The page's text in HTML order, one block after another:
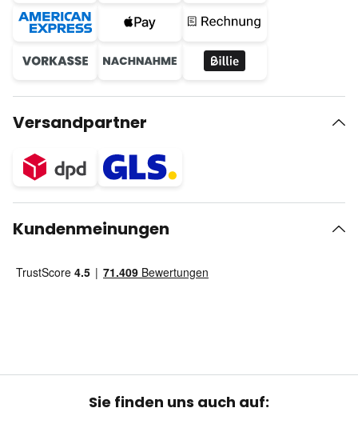
Versandpartner
Kundenmeinungen
Sie finden uns auch auf: